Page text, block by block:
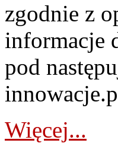
zgodnie z
informacje
pod
Więcej...